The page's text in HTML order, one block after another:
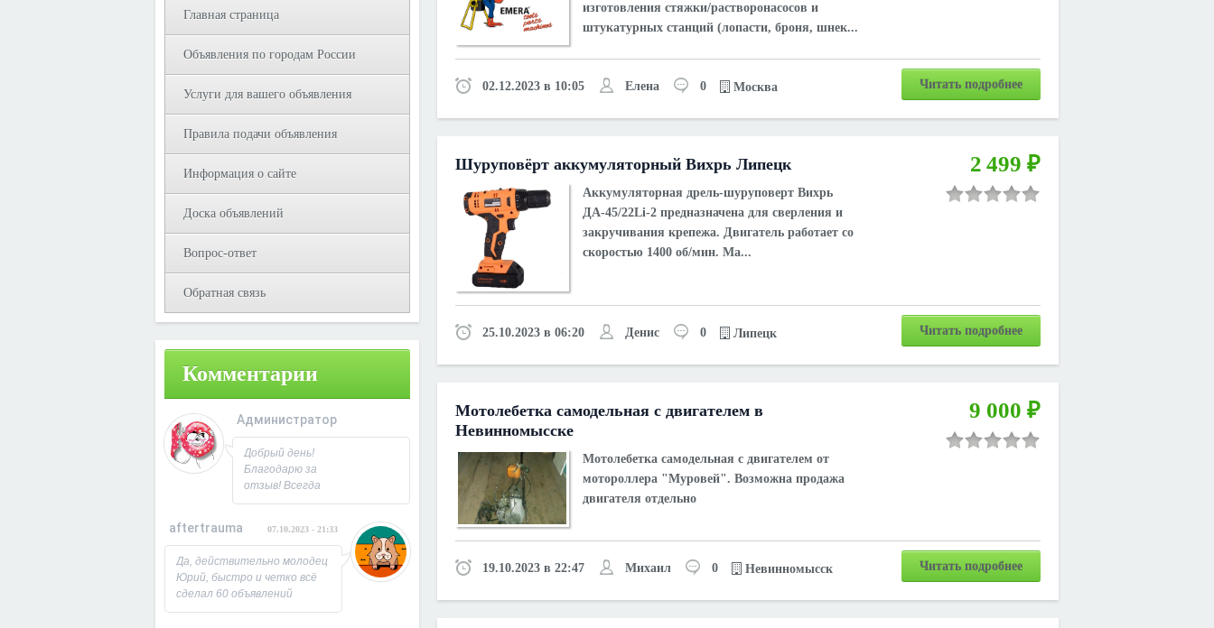
Главная страница
Объявления по городам России
Услуги для вашего объявления
Правила подачи объявления
Информация о сайте
Доска объявлений
Вопрос-ответ
Обратная связь
Комментарии
Администратор
08.10.2023 - 09:31
Добрый день!
Благодарю за
отзыв! Всегда
рад
С Уважением,
aftertrauma 07.10.2023 - 21:33
Да, действительно молодец
Юрий, быстро и четко всё
сделал 60 объявлений
разместил, всё работает,
изготовления стяжки/растворонасосов и
штукатурных станций (лопасти, броня, шнек...
02.12.2023 в 10:05 Елена Москва
0 Читать подробнее
Шуруповёрт аккумуляторный Вихрь Липецк
Аккумуляторная дрель-шуруповерт Вихрь
ДА-45/22Li-2 предназначена для сверления и
закручивания крепежа. Двигатель работает со
скоростью 1400 об/мин. Ма...
2 499 ₽
25.10.2023 в 06:20 Денис Липецк
0 Читать подробнее
Мотолебетка самодельная с двигателем в
Невинномысске
Мотолебетка самодельная с двигателем от
мотороллера "Муровей". Возможна продажа
двигателя отдельно
9 000 ₽
19.10.2023 в 22:47 Михаил Невинномысск
0 Читать подробнее